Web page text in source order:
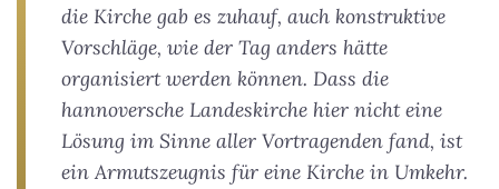
die Kirche gab es zuhauf, auch konstruktive
Vorschläge, wie der Tag anders hätte
organisiert werden können. Dass die
hannoversche Landeskirche hier nicht eine
Lösung im Sinne aller Vortragenden fand, ist
ein Armutszeugnis für eine Kirche in Umkehr.